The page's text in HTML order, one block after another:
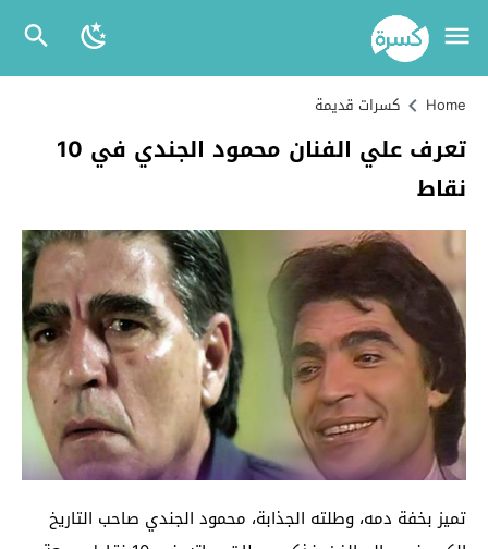
Home كسرات قديمة
تعرف علي الفنان محمود الجندي في 10
نقاط
تميز بخفة دمه، وطلته الجذابة، محمود الجندي صاحب التاريخ